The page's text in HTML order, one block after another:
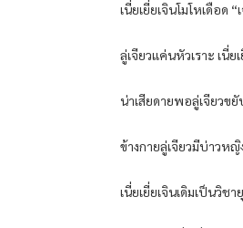
เนี่ยเยี่ยเจินโมโหเดือด
ลู่เจียวแค่นหัวเราะ เนี่
น่าเสียดายพอลู่เจียวขยั
ข้างกายลู่เจียวมีบ่าวห
เนี่ยเยี่ยเจินเดิมเป็นวิช